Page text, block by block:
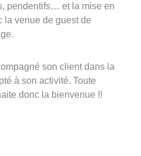
pendentifs… et la mise en
la venue de guest de
son client dans la
à son activité. Toute
donc la bienvenue !!